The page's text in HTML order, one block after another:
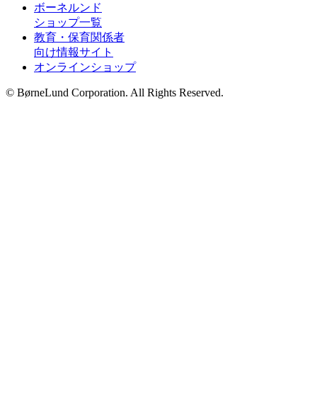
ボーネルンド
ショップ一覧
教育・保育関係者
向け情報サイト
オンラインショップ
© BørneLund Corporation. All Rights Reserved.